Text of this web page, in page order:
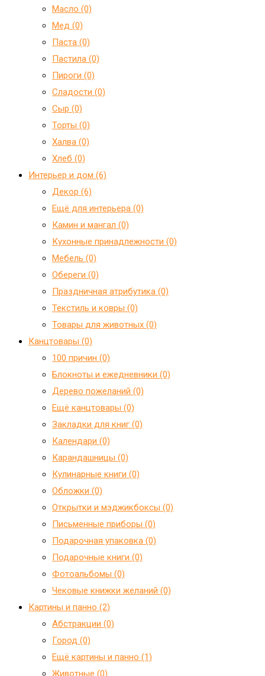
Масло (0)
Мед (0)
Паста (0)
Пастила (0)
Пироги (0)
Сладости (0)
Сыр (0)
Торты (0)
Халва (0)
Хлеб (0)
Интерьер и дом (6)
Декор (6)
Ещё для интерьера (0)
Камин и мангал (0)
Кухонные принадлежности (0)
Мебель (0)
Обереги (0)
Праздничная атрибутика (0)
Текстиль и ковры (0)
Товары для животных (0)
Канцтовары (0)
100 причин (0)
Блокноты и ежедневники (0)
Дерево пожеланий (0)
Ещё канцтовары (0)
Закладки для книг (0)
Календари (0)
Карандашницы (0)
Кулинарные книги (0)
Обложки (0)
Открытки и мэджикбоксы (0)
Письменные приборы (0)
Подарочная упаковка (0)
Подарочные книги (0)
Фотоальбомы (0)
Чековые книжки желаний (0)
Картины и панно (2)
Абстракции (0)
Город (0)
Ещё картины и панно (1)
Животные (0)